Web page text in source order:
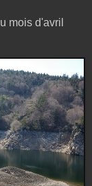
mois d'avril